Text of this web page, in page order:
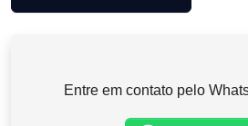
Entre em contato pelo